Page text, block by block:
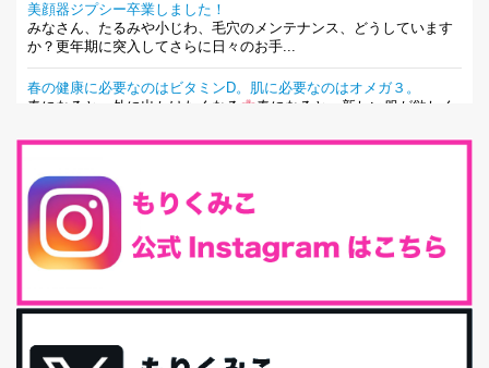
美顔器ジプシー卒業しました！
みなさん、たるみや小じわ、毛穴のメンテナンス、どうしています
か？更年期に突入してさらに日々のお手...
春の健康に必要なのはビタミンD。肌に必要なのはオメガ３。
春になると、外に出かけたくなる
春になると、新しい服が欲しく
最近、グラノーラ迷子になっていた私です。が、と〜〜〜っても美
味しくて栄養たっぷりのグラノーラを発...
腸活は「食事」だけだと思っていませんか？私の腸活完全版！
腸内環境を整えることは、健康維持の中でいっちばん大事！だと私
最近お風呂上がりの炭酸水をシリカシリカにしているんだけど確か
に髪と爪が丈夫になった気がする。炭酸...